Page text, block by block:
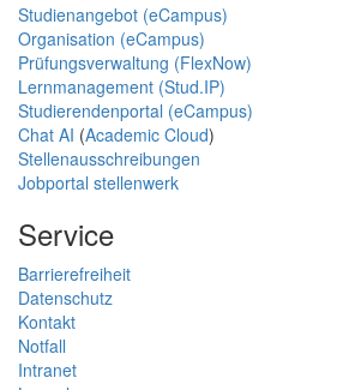
Studienangebot (eCampus)
Organisation (eCampus)
Prüfungsverwaltung (FlexNow)
Lernmanagement (Stud.IP)
Studierendenportal (eCampus)
Chat AI (Academic Cloud)
Stellenausschreibungen
Jobportal stellenwerk
Service
Barrierefreiheit
Datenschutz
Kontakt
Notfall
Intranet